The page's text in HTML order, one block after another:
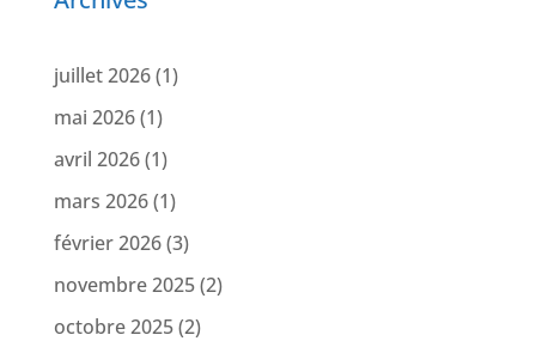
juillet 2026(1)
mai 2026(1)
avril 2026(1)
mars 2026(1)
février 2026(3)
novembre 2025(2)
octobre 2025(2)